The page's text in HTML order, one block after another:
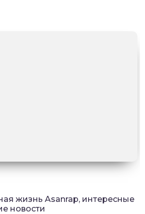
жизнь Asanrap, интересные
новости